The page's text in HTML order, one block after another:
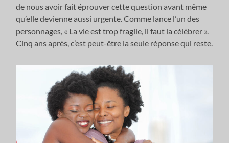
de nous avoir fait éprouver cette question avant même
qu’elle devienne aussi urgente. Comme lance l’un des
personnages, « La vie est trop fragile, il faut la célébrer ».
Cinq ans après, c’est peut-être la seule réponse qui reste.